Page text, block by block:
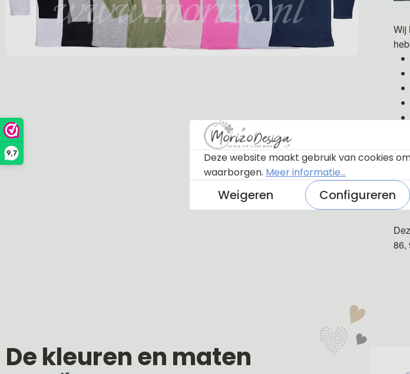
9,7
Wij
De
86,
De kleuren en maten
Deze website maakt gebruik van cookies
waarborgen. Meer informatie...
Weigeren Configureren